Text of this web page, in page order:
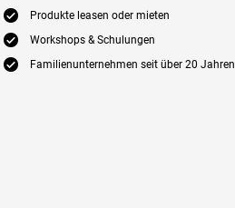
E Produkte leasen oder mieten
E Workshops & Schulungen
E Familienunternehmen seit über 20 Jahren